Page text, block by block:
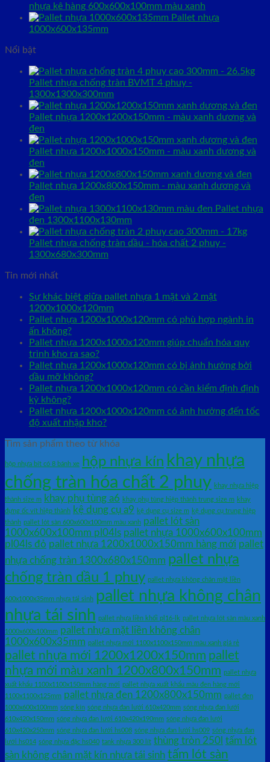
nhựa kê hàng 600x600x100mm màu xanh
Pallet nhựa
1000x600x135mm
Nổi bật
Pallet nhựa chống tràn BVMT 4 phuy -
1300x1300x300mm
Pallet nhựa 1200x1200x150mm - màu xanh dương và
đen
Pallet nhựa 1200x1000x150mm - màu xanh dương và
đen
Pallet nhựa 1200x800x150mm - màu xanh dương và
đen
Pallet nhựa
đen 1300x1100x130mm
Pallet nhựa chống tràn dầu - hóa chất 2 phuy -
1300x680x300mm
Tin mới nhất
Sự khác biệt giữa pallet nhựa 1 mặt và 2 mặt
1200x1000x120mm
Pallet nhựa 1200x1000x120mm có phù hợp ngành in
ấn không?
Pallet nhựa 1200x1000x120mm giúp chuẩn hóa quy
trình kho ra sao?
Pallet nhựa 1200x1000x120mm có bị ảnh hưởng bởi
dầu mỡ không?
Pallet nhựa 1200x1000x120mm có cần kiểm định định
kỳ không?
Pallet nhựa 1200x1000x120mm có ảnh hưởng đến tốc
độ xuất nhập kho?
Tìm sản phẩm theo từ khóa
hộp nhựa bít có 8 bánh xe hộp nhựa kín khay nhựa
chống tràn hóa chất 2 phuy khay nhựa hiệp
thành size m khay phụ tùng a6 khay phụ tùng hiệp thành trung size m khay
đựng ốc vít hiệp thành kệ dụng cụ a9 kệ dụng cụ size m kệ dụng cụ trung hiệp
thành pallet lót sàn 600x600x100mm màu xanh pallet lót sàn
1000x600x100mm pl04ls pallet nhựa 1000x600x100mm
pl04ls đỏ pallet nhựa 1200x1000x150mm hàng mới pallet
nhựa chống tràn 1300x680x150mm pallet nhựa
chống tràn dầu 1 phuy pallet nhựa không chân mặt liền
600x1000x35mm nhựa tái sinh pallet nhựa không chân
nhựa tái sinh pallet nhựa liền khối pl16-lk pallet nhựa lót sàn màu xanh
1000x600x100mm pallet nhựa mặt liền không chân
1000x600x35mm pallet nhựa mới 1100x1100x150mm màu xanh giá rẻ
pallet nhựa mới 1200x1200x150mm pallet
nhựa mới màu xanh 1200x800x150mm pallet nhựa
xuất khẩu 1100x1100x150mm hàng mới pallet nhựa xuất khẩu màu đen hàng mới
1100x1100x125mm pallet nhựa đen 1200x800x150mm pallet đen
1000x600x100mm sóng kín sóng nhựa đan lưới 610x420mm sóng nhựa đan lưới
610x420x150mm sóng nhựa đan lưới 610x420x190mm sóng nhựa đan lưới
610x420x250mm sóng nhựa đan lưới hs008 sóng nhựa đan lưới hs009 sóng nhựa đan
lưới hs014 sóng nhựa đặc hs040 tank nhựa 300 lít thùng tròn 250l tấm lót
sàn không chân mặt kín nhựa tái sinh tấm lót sàn